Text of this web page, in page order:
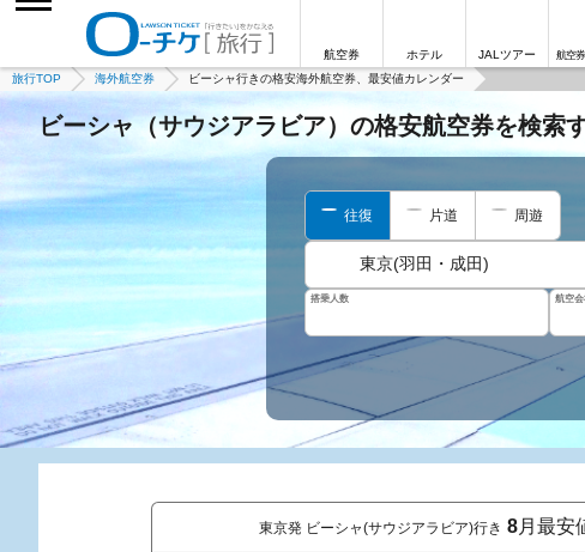
航空券 ホテル JALツアー 航空
旅行TOP 海外航空券 ビーシャ行きの格安海外航空券、最安値カレンダー
ビーシャ（サウジアラビア）の格安航空券を検索
往復 片道 周遊
東京(羽田・成田)
搭乗人数 航空
東京発 ビーシャ(サウジアラビア)行き 8月最安